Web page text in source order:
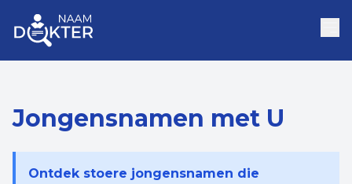
Jongensnamen met U
Ontdek stoere jongensnamen die